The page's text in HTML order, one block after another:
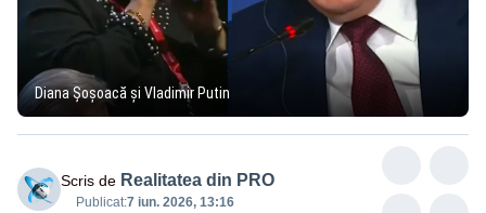
Diana Șoșoacă și Vladimir Putin
Scris de Realitatea din PRO
Publicat:7 iun. 2026, 13:16